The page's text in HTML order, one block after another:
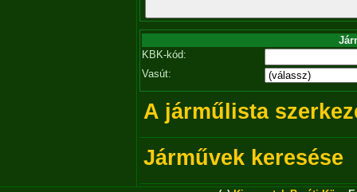
KBK-kód:
Vasút:
A járműlista
Járművek keresése